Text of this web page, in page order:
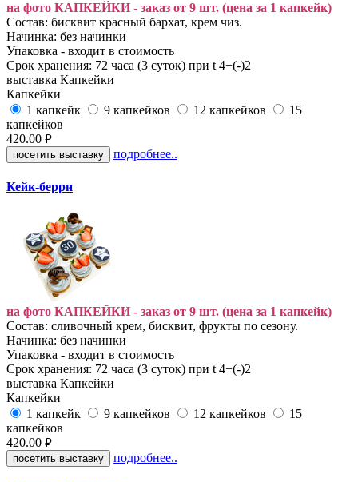
на фото КАПКЕЙКИ - заказ от 9 шт. (цена за 1 капкейк)
Состав: бисквит красный бархат, крем чиз.
Начинка: без начинки
Упаковка - входит в стоимость
Срок хранения: 72 часа (3 суток) при t 4+(-)2
выставка Капкейки
Капкейки
1 капкейк
9 капкейков 12 капкейков
15
капкейков
420.00 руб.
посетить выставку подробнее..
Кейк-берри
на фото КАПКЕЙКИ - заказ от 9 шт. (цена за 1 капкейк)
Состав: сливочный крем, бисквит, фрукты по сезону.
Начинка: без начинки
Упаковка - входит в стоимость
Срок хранения: 72 часа (3 суток) при t 4+(-)2
выставка Капкейки
Капкейки
1 капкейк
9 капкейков 12 капкейков
15
капкейков
420.00 руб.
посетить выставку подробнее..